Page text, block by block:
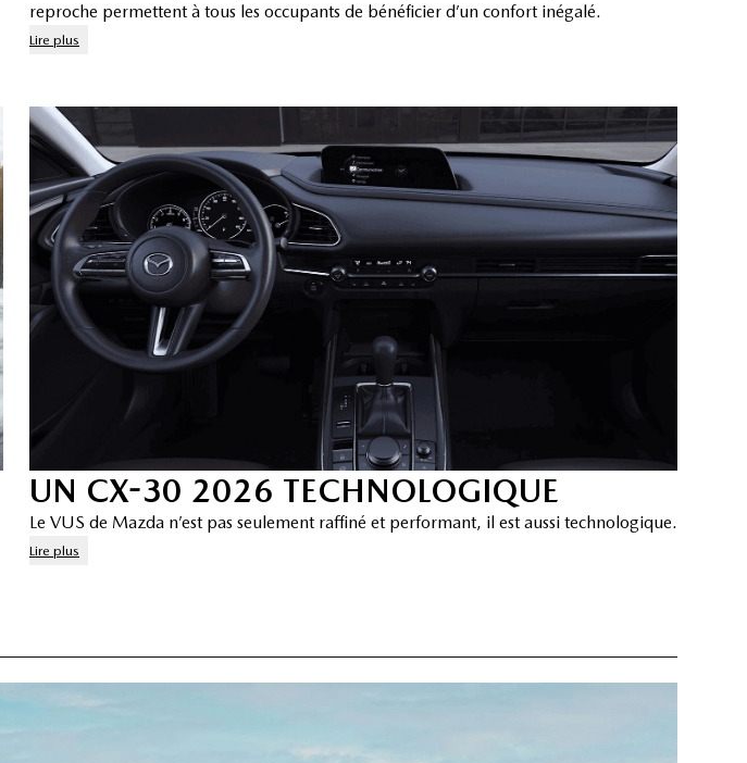
reproche permettent à tous les occupants de bénéficier d’un confort inégalé.
Lire plus
UN CX-30 2026 TECHNOLOGIQUE
Le VUS de Mazda n’est pas seulement raffiné et performant, il est aussi technologique.
Lire plus